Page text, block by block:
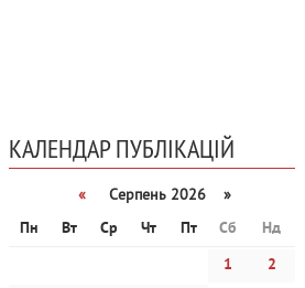
КАЛЕНДАР ПУБЛІКАЦІЙ
«
Серпень 2026 »
Пн
Вт Ср Чт Пт Сб
Нд
1
2